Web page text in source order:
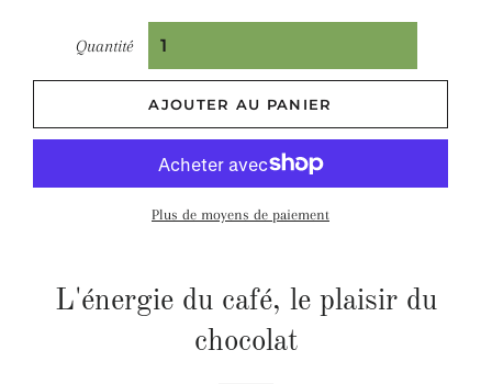
Quantité
AJOUTER AU PANIER
Plus de moyens de paiement
L'énergie du café, le plaisir du
chocolat